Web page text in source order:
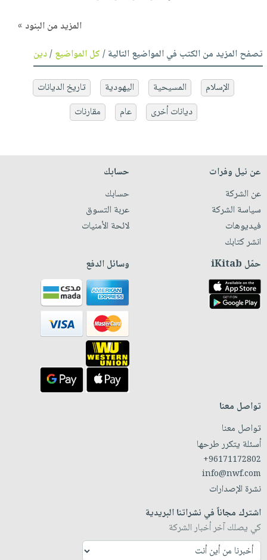
المزيد من البنود »
تصفح المزيد من الكتب في المواضيع التالية /كل المواضيع/دين
الإسلام المسيحية اليهودية
تاريخ الديانات
ديانات أخرى
عام مقارنات
عن نيل وفرات
عن الشركة
سياسة الشركة
فيديوهات
انشر كتابك
حسابك
حسابك
عربة التسوق
لائحة الأمنيات
حمّل iKitab وسائل الدفع
تواصل معنا
تواصل معنا
أسئلة يتكرر طرحها
+96171172802
info@nwf.com
نشرة الإصدارات
اشترك مجاناً في نشراتنا البريدية
كي يصلك آخر أخبار الشركة